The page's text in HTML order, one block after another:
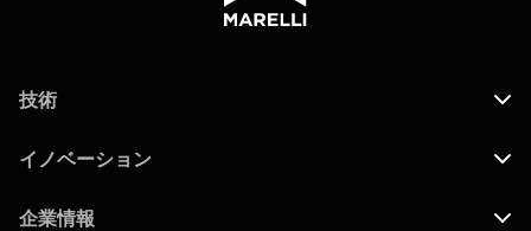
技術
イノベーション
企業情報